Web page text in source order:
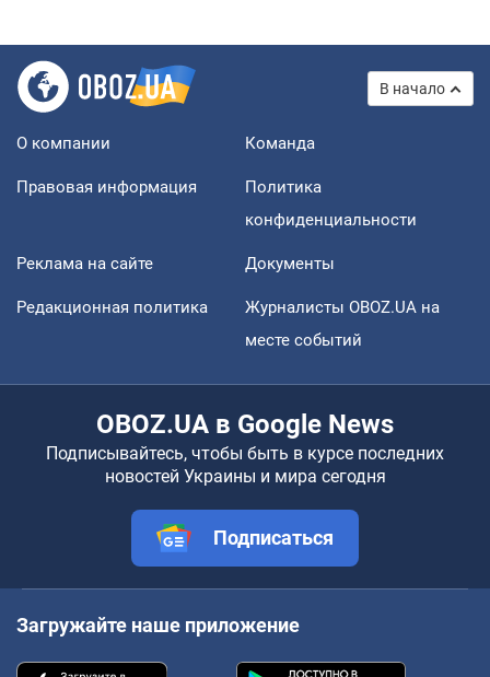
В начало
О компании Команда
Правовая информация
Политика
конфиденциальности
Реклама на сайте Документы
Редакционная политика
Журналисты OBOZ.UA на
месте событий
OBOZ.UA в Google News
Подписывайтесь, чтобы быть в курсе последних
новостей Украины и мира сегодня
Подписаться
Загружайте наше приложение